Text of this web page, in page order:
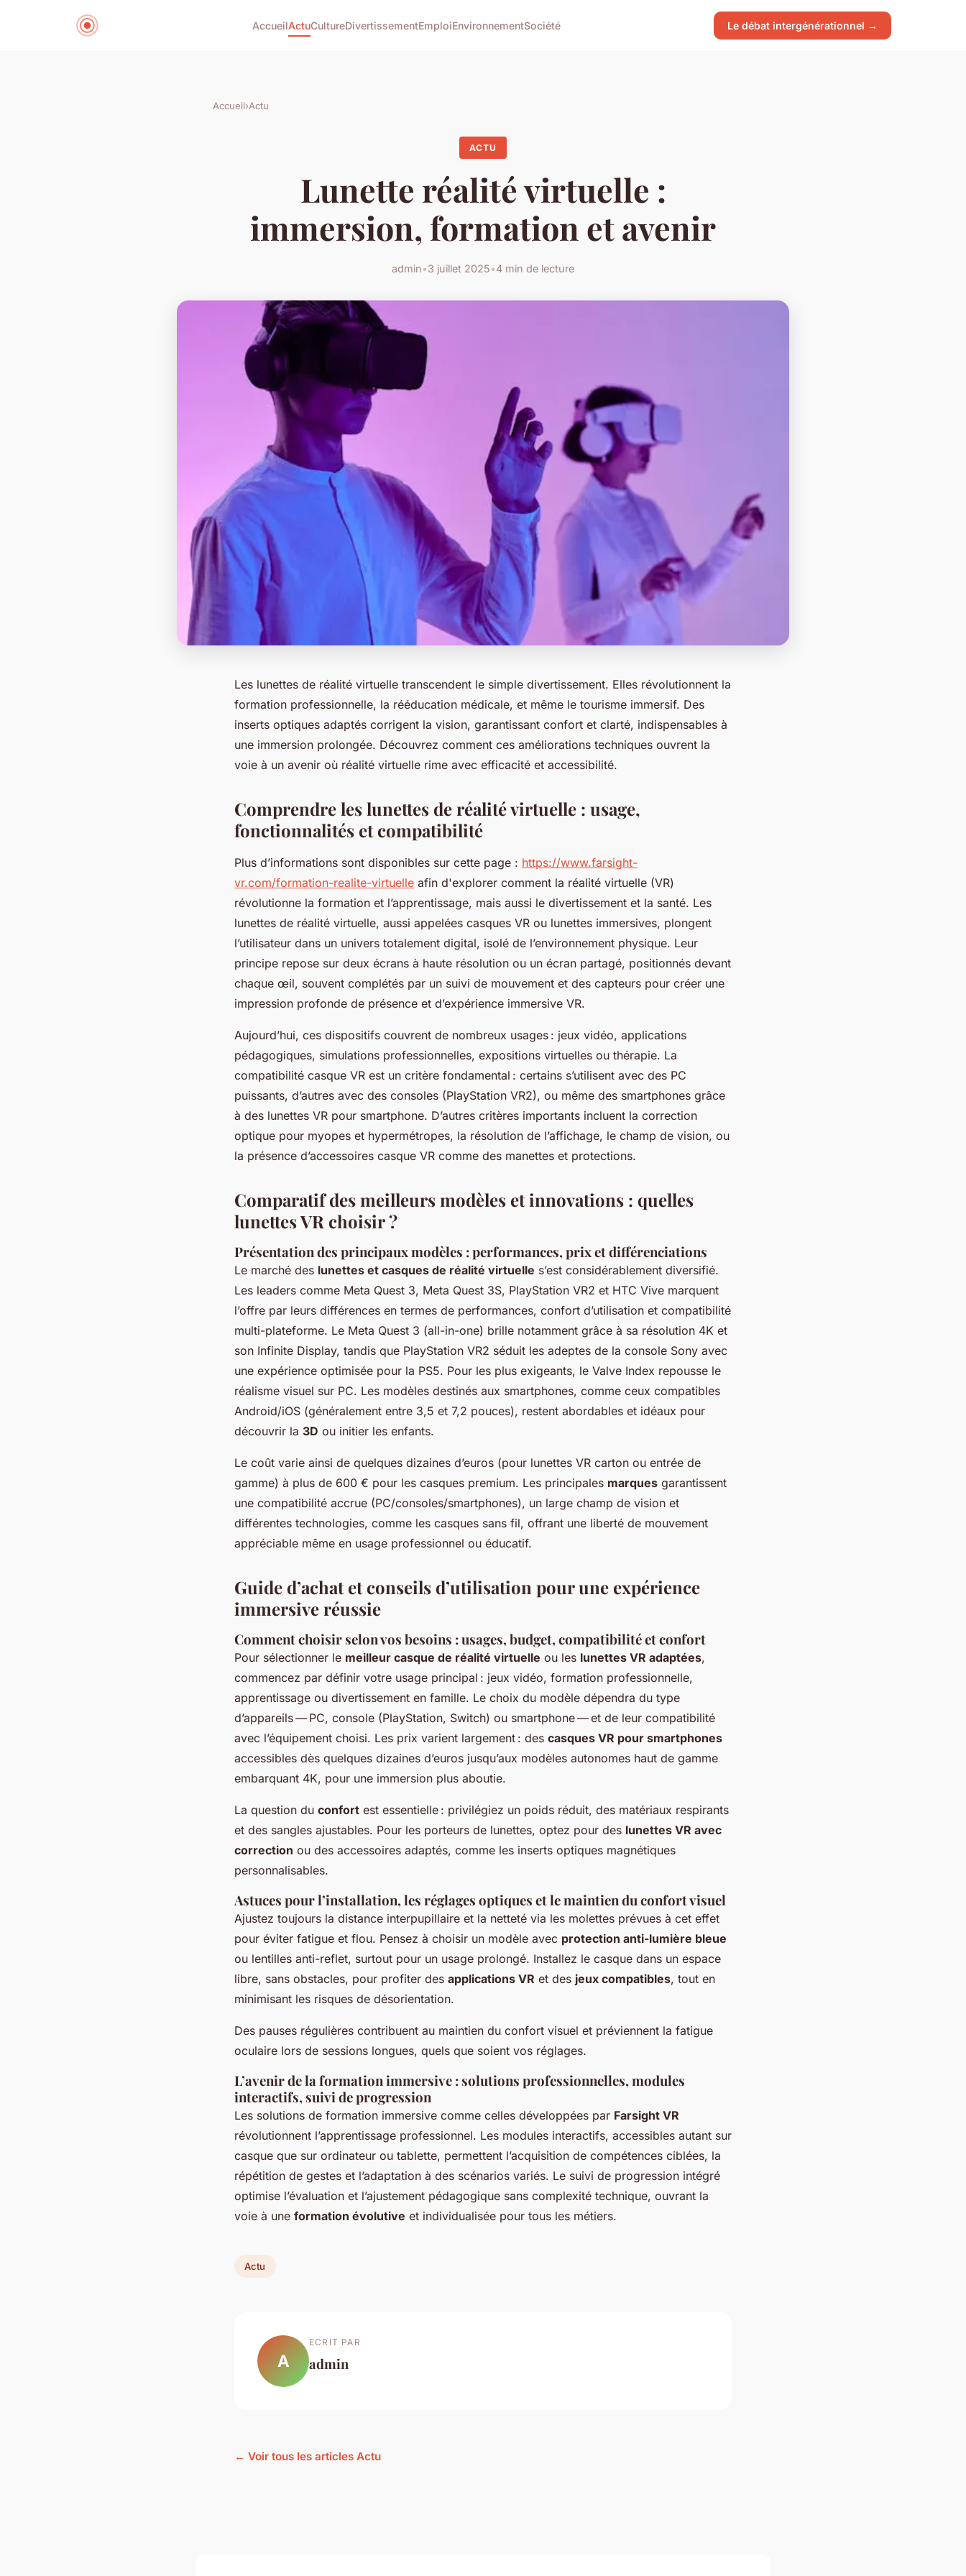
AccueilActuCultureDivertissementEmploiEnvironnementSociété Le débat intergénérationnel →
Accueil›Actu
ACTU
Lunette réalité virtuelle :
immersion, formation et avenir
admin•3 juillet 2025•4 min de lecture
Les lunettes de réalité virtuelle transcendent le simple divertissement. Elles révolutionnent la
formation professionnelle, la rééducation médicale, et même le tourisme immersif. Des
inserts optiques adaptés corrigent la vision, garantissant confort et clarté, indispensables à
une immersion prolongée. Découvrez comment ces améliorations techniques ouvrent la
voie à un avenir où réalité virtuelle rime avec efficacité et accessibilité.
Comprendre les lunettes de réalité virtuelle : usage,
fonctionnalités et compatibilité
Plus d’informations sont disponibles sur cette page : https://www.farsight-
vr.com/formation-realite-virtuelle afin d'explorer comment la réalité virtuelle (VR)
révolutionne la formation et l’apprentissage, mais aussi le divertissement et la santé. Les
lunettes de réalité virtuelle, aussi appelées casques VR ou lunettes immersives, plongent
l’utilisateur dans un univers totalement digital, isolé de l’environnement physique. Leur
principe repose sur deux écrans à haute résolution ou un écran partagé, positionnés devant
chaque œil, souvent complétés par un suivi de mouvement et des capteurs pour créer une
impression profonde de présence et d’expérience immersive VR.
Aujourd’hui, ces dispositifs couvrent de nombreux usages : jeux vidéo, applications
pédagogiques, simulations professionnelles, expositions virtuelles ou thérapie. La
compatibilité casque VR est un critère fondamental : certains s’utilisent avec des PC
puissants, d’autres avec des consoles (PlayStation VR2), ou même des smartphones grâce
à des lunettes VR pour smartphone. D’autres critères importants incluent la correction
optique pour myopes et hypermétropes, la résolution de l’affichage, le champ de vision, ou
la présence d’accessoires casque VR comme des manettes et protections.
Comparatif des meilleurs modèles et innovations : quelles
lunettes VR choisir ?
Présentation des principaux modèles : performances, prix et différenciations
Le marché des lunettes et casques de réalité virtuelle s’est considérablement diversifié.
Les leaders comme Meta Quest 3, Meta Quest 3S, PlayStation VR2 et HTC Vive marquent
l’offre par leurs différences en termes de performances, confort d’utilisation et compatibilité
multi-plateforme. Le Meta Quest 3 (all-in-one) brille notamment grâce à sa résolution 4K et
son Infinite Display, tandis que PlayStation VR2 séduit les adeptes de la console Sony avec
une expérience optimisée pour la PS5. Pour les plus exigeants, le Valve Index repousse le
réalisme visuel sur PC. Les modèles destinés aux smartphones, comme ceux compatibles
Android/iOS (généralement entre 3,5 et 7,2 pouces), restent abordables et idéaux pour
découvrir la 3D ou initier les enfants.
Le coût varie ainsi de quelques dizaines d’euros (pour lunettes VR carton ou entrée de
gamme) à plus de 600 € pour les casques premium. Les principales marques garantissent
une compatibilité accrue (PC/consoles/smartphones), un large champ de vision et
différentes technologies, comme les casques sans fil, offrant une liberté de mouvement
appréciable même en usage professionnel ou éducatif.
Guide d’achat et conseils d’utilisation pour une expérience
immersive réussie
Comment choisir selon vos besoins : usages, budget, compatibilité et confort
Pour sélectionner le meilleur casque de réalité virtuelle ou les lunettes VR adaptées,
commencez par définir votre usage principal : jeux vidéo, formation professionnelle,
apprentissage ou divertissement en famille. Le choix du modèle dépendra du type
d’appareils — PC, console (PlayStation, Switch) ou smartphone — et de leur compatibilité
avec l’équipement choisi. Les prix varient largement : des casques VR pour smartphones
accessibles dès quelques dizaines d’euros jusqu’aux modèles autonomes haut de gamme
embarquant 4K, pour une immersion plus aboutie.
La question du confort est essentielle : privilégiez un poids réduit, des matériaux respirants
et des sangles ajustables. Pour les porteurs de lunettes, optez pour des lunettes VR avec
correction ou des accessoires adaptés, comme les inserts optiques magnétiques
personnalisables.
Astuces pour l’installation, les réglages optiques et le maintien du confort visuel
Ajustez toujours la distance interpupillaire et la netteté via les molettes prévues à cet effet
pour éviter fatigue et flou. Pensez à choisir un modèle avec protection anti-lumière bleue
ou lentilles anti-reflet, surtout pour un usage prolongé. Installez le casque dans un espace
libre, sans obstacles, pour profiter des applications VR et des jeux compatibles, tout en
minimisant les risques de désorientation.
Des pauses régulières contribuent au maintien du confort visuel et préviennent la fatigue
oculaire lors de sessions longues, quels que soient vos réglages.
L’avenir de la formation immersive : solutions professionnelles, modules
interactifs, suivi de progression
Les solutions de formation immersive comme celles développées par Farsight VR
révolutionnent l’apprentissage professionnel. Les modules interactifs, accessibles autant sur
casque que sur ordinateur ou tablette, permettent l’acquisition de compétences ciblées, la
répétition de gestes et l’adaptation à des scénarios variés. Le suivi de progression intégré
optimise l’évaluation et l’ajustement pédagogique sans complexité technique, ouvrant la
voie à une formation évolutive et individualisée pour tous les métiers.
Actu
A
ECRIT PAR
admin
← Voir tous les articles Actu